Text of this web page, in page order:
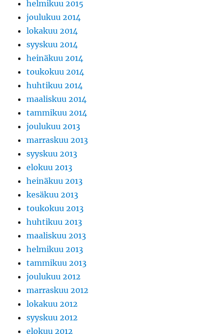
helmikuu 2015
joulukuu 2014
lokakuu 2014
syyskuu 2014
heinäkuu 2014
toukokuu 2014
huhtikuu 2014
maaliskuu 2014
tammikuu 2014
joulukuu 2013
marraskuu 2013
syyskuu 2013
elokuu 2013
heinäkuu 2013
kesäkuu 2013
toukokuu 2013
huhtikuu 2013
maaliskuu 2013
helmikuu 2013
tammikuu 2013
joulukuu 2012
marraskuu 2012
lokakuu 2012
syyskuu 2012
elokuu 2012